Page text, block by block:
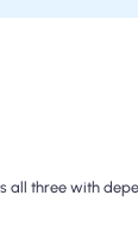
all three with